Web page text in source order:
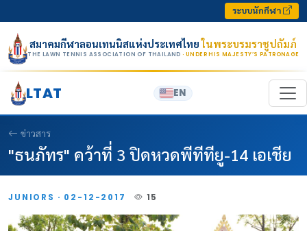
ระบบนักกีฬา
สมาคมกีฬาลอนเทนนิสแห่งประเทศไทยในพระบรมราชูปถัมภ์
THE LAWN TENNIS ASSOCIATION OF THAILAND · UNDER HIS MAJESTY’S PATRONAGE
LTAT EN
ข่าวสาร
"ธนภัทร" คว้าที่ 3 ปิดหวดพีทีทียู-14 เอเชีย
JUNIORS · 02-12-2017 15